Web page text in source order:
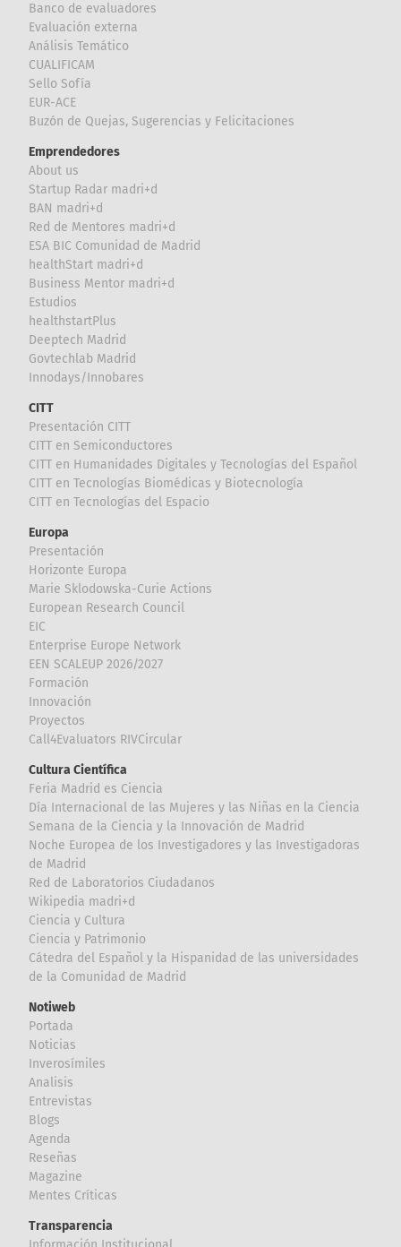
Banco de evaluadores
Evaluación externa
Análisis Temático
CUALIFICAM
Sello Sofía
EUR-ACE
Buzón de Quejas, Sugerencias y Felicitaciones
Emprendedores
About us
Startup Radar madri+d
BAN madri+d
Red de Mentores madri+d
ESA BIC Comunidad de Madrid
healthStart madri+d
Business Mentor madri+d
Estudios
healthstartPlus
Deeptech Madrid
Govtechlab Madrid
Innodays/Innobares
CITT
Presentación CITT
CITT en Semiconductores
CITT en Humanidades Digitales y Tecnologías del Español
CITT en Tecnologías Biomédicas y Biotecnología
CITT en Tecnologías del Espacio
Europa
Presentación
Horizonte Europa
Marie Sklodowska-Curie Actions
European Research Council
EIC
Enterprise Europe Network
EEN SCALEUP 2026/2027
Formación
Innovación
Proyectos
Call4Evaluators RIVCircular
Cultura Científica
Feria Madrid es Ciencia
Día Internacional de las Mujeres y las Niñas en la Ciencia
Semana de la Ciencia y la Innovación de Madrid
Noche Europea de los Investigadores y las Investigadoras
de Madrid
Red de Laboratorios Ciudadanos
Wikipedia madri+d
Ciencia y Cultura
Ciencia y Patrimonio
Cátedra del Español y la Hispanidad de las universidades
de la Comunidad de Madrid
Notiweb
Portada
Noticias
Inverosímiles
Analisis
Entrevistas
Blogs
Agenda
Reseñas
Magazine
Mentes Críticas
Transparencia